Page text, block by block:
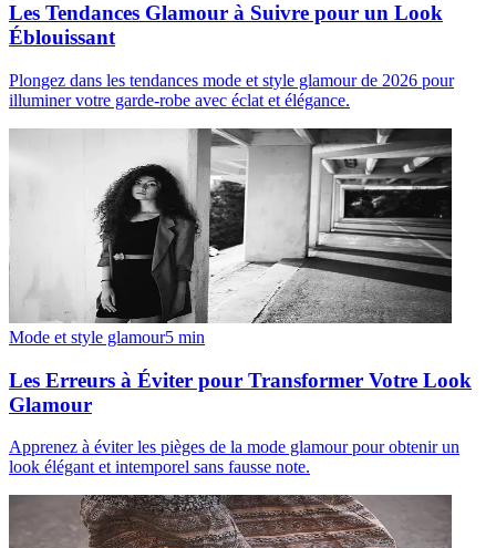
Les Tendances Glamour à Suivre pour un Look
Éblouissant
Plongez dans les tendances mode et style glamour de 2026 pour
illuminer votre garde-robe avec éclat et élégance.
Mode et style glamour5 min
Les Erreurs à Éviter pour Transformer Votre Look
Glamour
Apprenez à éviter les pièges de la mode glamour pour obtenir un
look élégant et intemporel sans fausse note.